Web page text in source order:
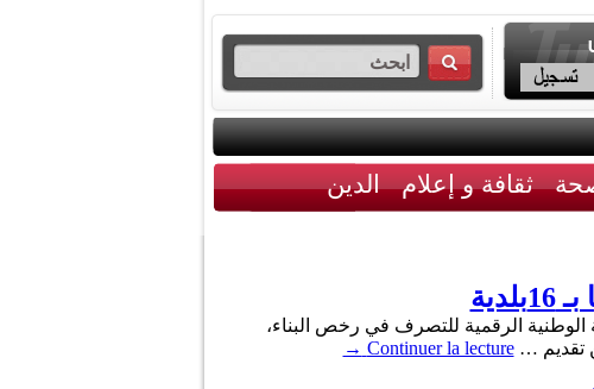
ثقافة و إعلام الدين
الوطنية الرقمية للتصرف في رخص البناء،
Continuer la lecture
→